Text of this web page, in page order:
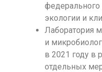
федерального
экологии и
Лаборатория
и
в 2021 году в
отдельных